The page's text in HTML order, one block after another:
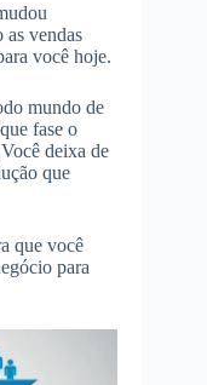
as vendas
você hoje.
mundo de
fase o
deixa de
que
que você
para